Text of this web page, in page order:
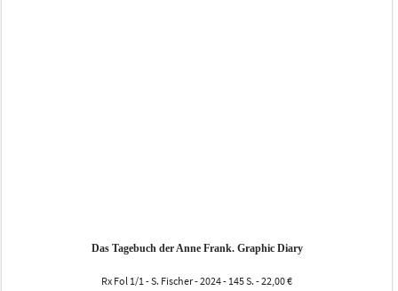
Das Tagebuch der Anne Frank. Graphic Diary
Rx Fol 1/1 - S. Fischer - 2024 - 145 S. - 22,00 €